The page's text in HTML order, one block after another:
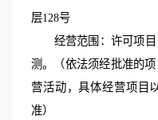
层128号
经营范围：许可项
测。（依法须经批准的
营活动，具体经营项目
准）